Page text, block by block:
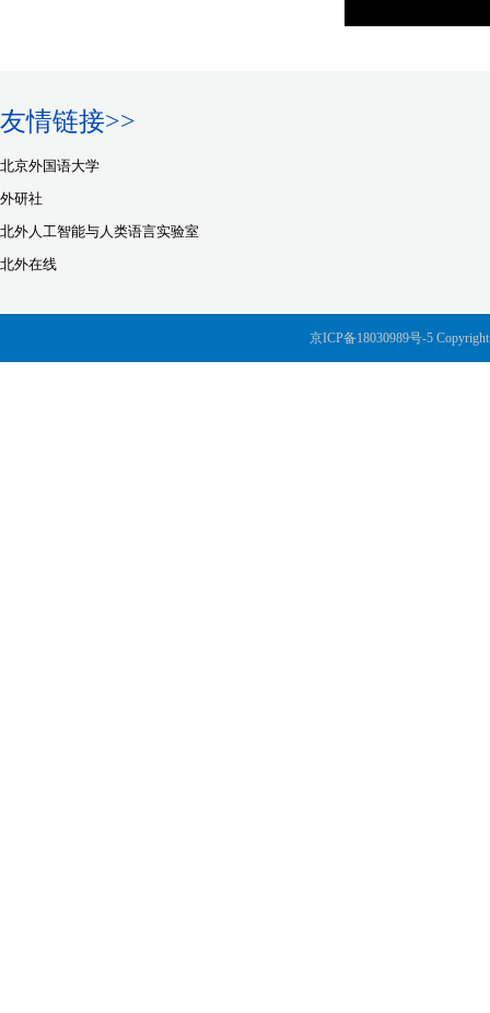
友情链接>>
北京外国语大学
外研社
北外人工智能与人类语言实验室
北外在线
京ICP备18030989号-5